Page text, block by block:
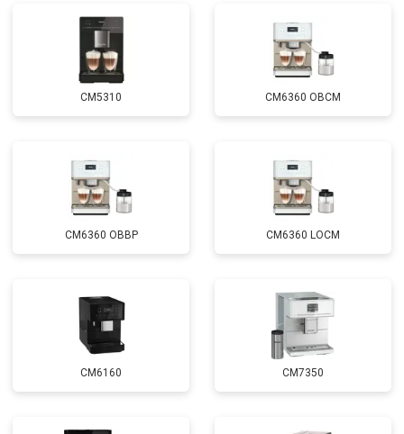
CM5310 CM6360 OBCM
CM6360 OBBP CM6360 LOCM
CM6160 CM7350